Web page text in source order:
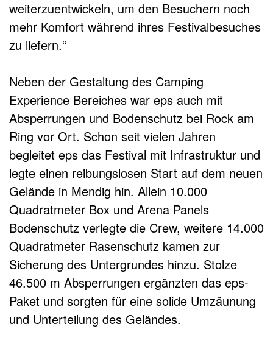
weiterzuentwickeln, um den Besuchern noch
mehr Komfort während ihres Festivalbesuches
zu liefern.“
Neben der Gestaltung des Camping
Experience Bereiches war eps auch mit
Absperrungen und Bodenschutz bei Rock am
Ring vor Ort. Schon seit vielen Jahren
begleitet eps das Festival mit Infrastruktur und
legte einen reibungslosen Start auf dem neuen
Gelände in Mendig hin. Allein 10.000
Quadratmeter Box und Arena Panels
Bodenschutz verlegte die Crew, weitere 14.000
Quadratmeter Rasenschutz kamen zur
Sicherung des Untergrundes hinzu. Stolze
46.500 m Absperrungen ergänzten das eps-
Paket und sorgten für eine solide Umzäunung
und Unterteilung des Geländes.